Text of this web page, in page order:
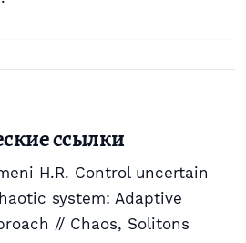
ссылки
H.R. Control uncertain
system: Adaptive
// Chaos, Solitons